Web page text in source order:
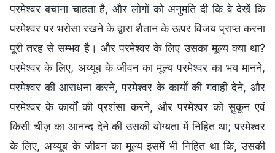
परमेश्वर बचाना चाहता है, और लोगों को अनुमति दी कि वे देखें कि
परमेश्वर पर भरोसा रखने के द्वारा शैतान के ऊपर विजय प्राप्त करना
पूरी तरह से सम्भव है। और परमेश्वर के लिए उसका मूल्य क्या था?
परमेश्वर के लिए, अय्यूब के जीवन का मूल्य परमेश्वर का भय मानने,
परमेश्वर की आराधना करने, परमेश्वर के कार्यों की गवाही देने, और
परमेश्वर के कार्यों की प्रशंसा करने, और परमेश्वर को सुकून एवं
किसी चीज़ का आनन्द देने की उसकी योग्यता में निहित था; परमेश्वर
के लिए, अय्यूब के जीवन का मूल्य इसमें भी निहित था कि, उसकी